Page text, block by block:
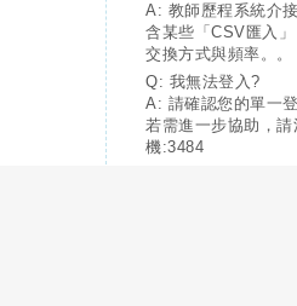
A: 教師歷程系統介
含某些「CSV匯入
交換方式與頻率。。
Q: 我無法登入?
A: 請確認您的單一
若需進一步協助，
機:3484